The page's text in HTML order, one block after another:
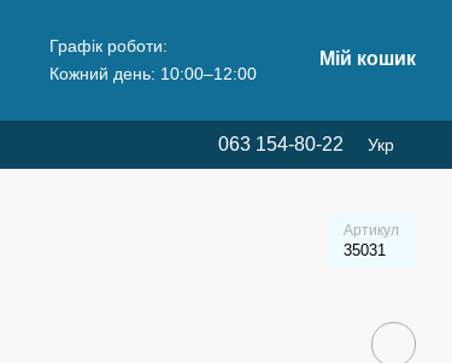
Графік роботи:
Кожний день: 10:00–12:00
Мій кошик
063 154-80-22 Укр
Артикул
35031